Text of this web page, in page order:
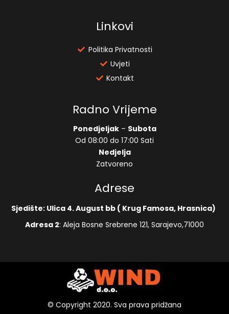
Linkovi
Politika Privatnosti
Uvjeti
Kontakt
Radno Vrijeme
Ponedjeljak– Subota
Od 08:00 do 17:00 Sati
Nedjelja
Zatvoreno
Adrese
Sjedište: Ulica 4. August bb ( Krug Famosa, Hrasnica)
Adresa 2: Aleja Bosne Srebrene 121, Sarajevo,71000
© Copyright 2020. Sva prava pridžana